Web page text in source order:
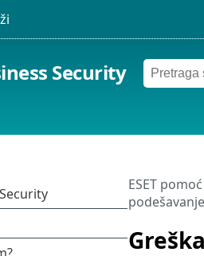
Security
ESET
podešavanje